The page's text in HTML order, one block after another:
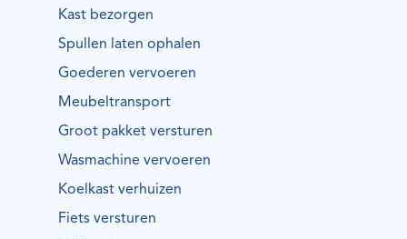
Kast bezorgen
Spullen laten ophalen
Goederen vervoeren
Meubeltransport
Groot pakket versturen
Wasmachine vervoeren
Koelkast verhuizen
Fiets versturen